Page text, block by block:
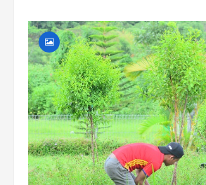
RUTINITAS
PENUH
MAKNA